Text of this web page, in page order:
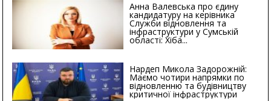
Анна Валевська про єдину
кандидатуру на керівника
Служби відновлення та
інфраструктури у Сумській
області: Хіба...
Нардеп Микола Задорожній:
Маємо чотири напрямки по
відновленню та будівництву
критичної інфраструктури